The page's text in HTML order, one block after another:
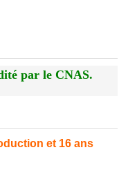
par le CNAS.
et 16 ans